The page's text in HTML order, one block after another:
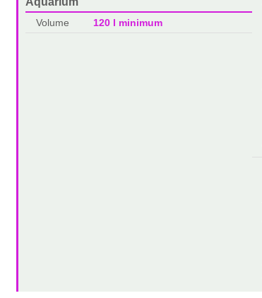
Volume 120 l minimum